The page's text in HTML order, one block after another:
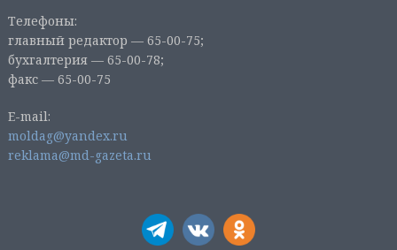
Телефоны:
главный редактор — 65-00-75;
бухгалтерия — 65-00-78;
факс — 65-00-75
E-mail:
moldag@yandex.ru
reklama@md-gazeta.ru